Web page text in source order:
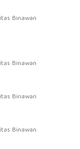
Binawan
Binawan
Binawan
Binawan